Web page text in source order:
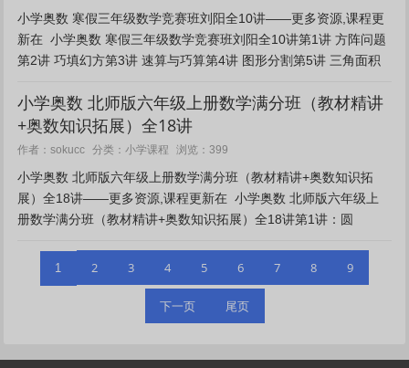
小学奥数 寒假三年级数学竞赛班刘阳全10讲——更多资源,课程更
新在 小学奥数 寒假三年级数学竞赛班刘阳全10讲第1讲 方阵问题
第2讲 巧填幻方第3讲 速算与巧算第4讲 图形分割第5讲 三角面积
小学奥数 北师版六年级上册数学满分班（教材精讲
+奥数知识拓展）全18讲
作者：sokucc 分类：小学课程 浏览：399
小学奥数 北师版六年级上册数学满分班（教材精讲+奥数知识拓
展）全18讲——更多资源,课程更新在 小学奥数 北师版六年级上
册数学满分班（教材精讲+奥数知识拓展）全18讲第1讲：圆
1 2 3 4 5 6 7 8 9
下一页 尾页